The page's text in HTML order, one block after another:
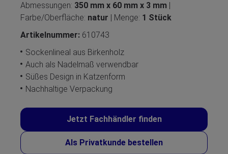
Abmessungen: 350 mm x 60 mm x 3 mm |
Farbe/Oberfläche: natur | Menge: 1 Stück
Artikelnummer: 610743
Sockenlineal aus Birkenholz
Auch als Nadelmaß verwendbar
Süßes Design in Katzenform
Nachhaltige Verpackung
Jetzt Fachhändler finden
Als Privatkunde bestellen